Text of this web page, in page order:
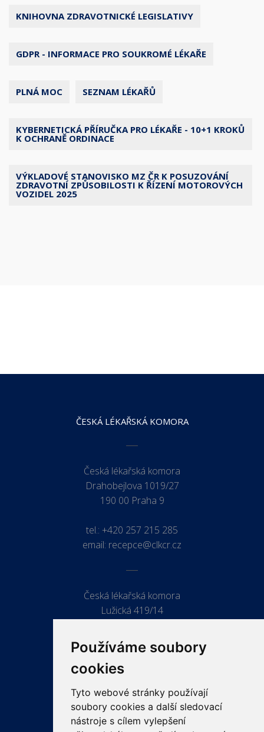
Používáme soubory
cookies
Tyto webové stránky používají
soubory cookies a další sledovací
nástroje s cílem vylepšení
KNIHOVNA ZDRAVOTNICKÉ LEGISLATIVY
GDPR - INFORMACE PRO SOUKROMÉ LÉKAŘE
PLNÁ MOC SEZNAM LÉKAŘŮ
KYBERNETICKÁ PŘÍRUČKA PRO LÉKAŘE - 10+1 KROKŮ
K OCHRANĚ ORDINACE
VÝKLADOVÉ STANOVISKO MZ ČR K POSUZOVÁNÍ
ZDRAVOTNÍ ZPŮSOBILOSTI K ŘÍZENÍ MOTOROVÝCH
VOZIDEL 2025
ČESKÁ LÉKAŘSKÁ KOMORA
Česká lékařská komora
Drahobejlova 1019/27
190 00 Praha 9
tel.: +420 257 215 285
email: recepce@clkcr.cz
Česká lékařská komora
Lužická 419/14
ODKAZY
PRO LÉKAŘE